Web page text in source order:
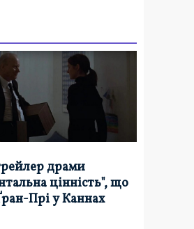
драми
цінність", що
Прі у Каннах